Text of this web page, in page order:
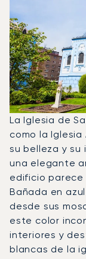
La Iglesia de
como la
su belleza y
una elegante
edificio
Bañada en
desde sus
este color
interiores y
blancas de la